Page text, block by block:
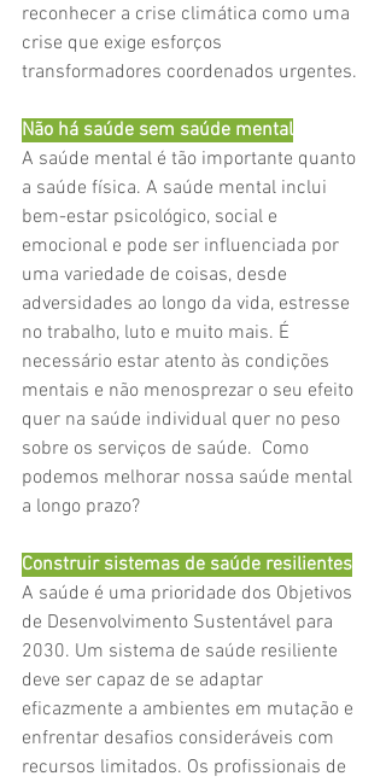
reconhecer a crise climática como uma
crise que exige esforços
transformadores coordenados urgentes.
Não há saúde sem saúde mental
A saúde mental é tão importante quanto
a saúde física. A saúde mental inclui
bem-estar psicológico, social e
emocional e pode ser influenciada por
uma variedade de coisas, desde
adversidades ao longo da vida, estresse
no trabalho, luto e muito mais. É
necessário estar atento às condições
mentais e não menosprezar o seu efeito
quer na saúde individual quer no peso
sobre os serviços de saúde.  Como
podemos melhorar nossa saúde mental
a longo prazo?
Construir sistemas de saúde resilientes
A saúde é uma prioridade dos Objetivos
de Desenvolvimento Sustentável para
2030. Um sistema de saúde resiliente
deve ser capaz de se adaptar
eficazmente a ambientes em mutação e
enfrentar desafios consideráveis com
recursos limitados. Os profissionais de